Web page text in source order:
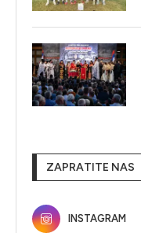
ZAPRATITE NAS
INSTAGRAM